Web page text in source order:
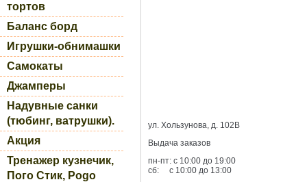
тортов
Баланс борд
Игрушки-обнимашки
Самокаты
Джамперы
Надувные санки
(тюбинг, ватрушки).
Акция
Тренажер кузнечик,
Пого Стик, Pogo
ул. Хользунова, д. 102В
Выдача заказов
пн-пт: с 10:00 до 19:00
сб: с 10:00 до 13:00